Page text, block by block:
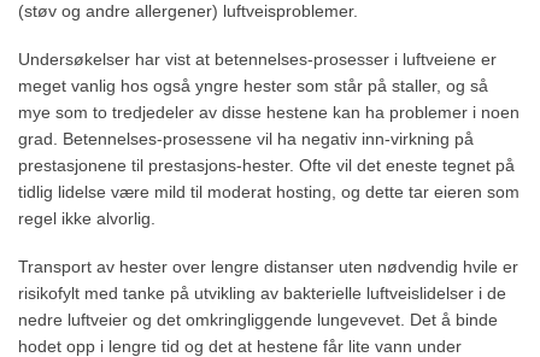
(støv og andre allergener) luftveisproblemer.
Undersøkelser har vist at betennelses-prosesser i luftveiene er
meget vanlig hos også yngre hester som står på staller, og så
mye som to tredjedeler av disse hestene kan ha problemer i noen
grad. Betennelses-prosessene vil ha negativ inn-virkning på
prestasjonene til prestasjons-hester. Ofte vil det eneste tegnet på
tidlig lidelse være mild til moderat hosting, og dette tar eieren som
regel ikke alvorlig.
Transport av hester over lengre distanser uten nødvendig hvile er
risikofylt med tanke på utvikling av bakterielle luftveislidelser i de
nedre luftveier og det omkringliggende lungevevet. Det å binde
hodet opp i lengre tid og det at hestene får lite vann under